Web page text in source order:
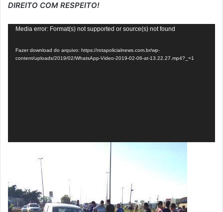
DIREITO COM RESPEITO!
Tocador
vídeo
Media error: Format(s) not supported or source(s) not found
Fazer download do arquivo: https://rotapolicialnews.com.br/wp-
content/uploads/2019/02/WhatsApp-Video-2019-02-06-at-13.22.27.mp4?_=1